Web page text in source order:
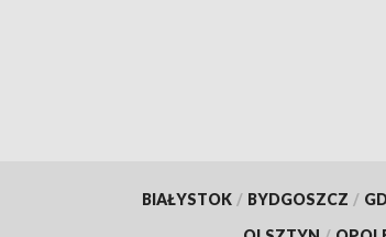
BIAŁYSTOK / BYDGOSZCZ /